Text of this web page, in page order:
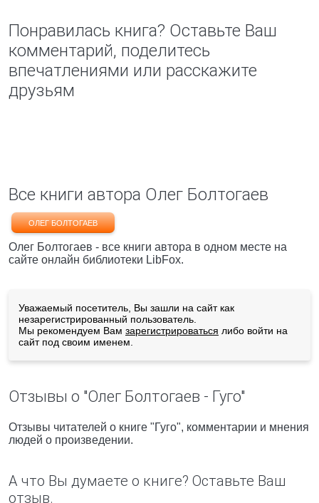
Понравилась книга? Оставьте Ваш
комментарий, поделитесь
впечатлениями или расскажите
друзьям
Все книги автора Олег Болтогаев
ОЛЕГ БОЛТОГАЕВ
Олег Болтогаев - все книги автора в одном месте на
сайте онлайн библиотеки LibFox.
Уважаемый посетитель, Вы зашли на сайт как
незарегистрированный пользователь.
Мы рекомендуем Вам зарегистрироваться либо войти на
сайт под своим именем.
Отзывы о "Олег Болтогаев - Гуго"
Отзывы читателей о книге "Гуго", комментарии и мнения
людей о произведении.
А что Вы думаете о книге? Оставьте Ваш
отзыв.